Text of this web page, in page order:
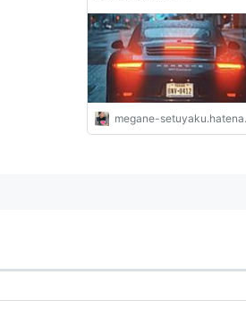
megane-setuyaku.hatenablog.com